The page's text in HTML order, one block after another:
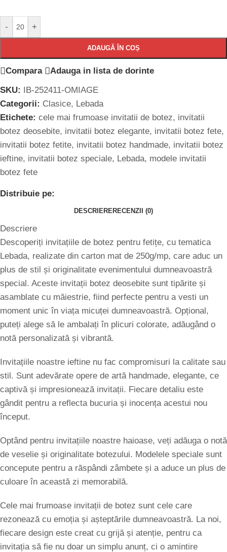
- +
ADAUGĂ ÎN COȘ
Compara
Adauga in lista de dorinte
SKU: IB-252411-OMIAGE
Categorii: Clasice, Lebada
Etichete: cele mai frumoase invitatii de botez, invitatii
botez deosebite, invitatii botez elegante, invitatii botez fete,
invitatii botez fetite, invitatii botez handmade, invitatii botez
ieftine, invitatii botez speciale, Lebada, modele invitatii
botez fete
Distribuie pe:
DESCRIERE RECENZII (0)
Descriere
Descoperiți invitațiile de botez pentru fetițe, cu tematica
Lebada, realizate din carton mat de 250g/mp, care aduc un
plus de stil și originalitate evenimentului dumneavoastră
special. Aceste invitații botez deosebite sunt tipărite și
asamblate cu măiestrie, fiind perfecte pentru a vesti un
moment unic în viața micuței dumneavoastră. Opțional,
puteți alege să le ambalați în plicuri colorate, adăugând o
notă personalizată și vibrantă.
Invitațiile noastre ieftine nu fac compromisuri la calitate sau
stil. Sunt adevărate opere de artă handmade, elegante, ce
captivă și impresionează invitații. Fiecare detaliu este
gândit pentru a reflecta bucuria și inocența acestui nou
început.
Optând pentru invitațiile noastre haioase, veți adăuga o notă
de veselie și originalitate botezului. Modelele speciale sunt
concepute pentru a răspândi zâmbete și a aduce un plus de
culoare în această zi memorabilă.
Cele mai frumoase invitații de botez sunt cele care
rezonează cu emoția și așteptările dumneavoastră. La noi,
fiecare design este creat cu grijă și atenție, pentru ca
invitația să fie nu doar un simplu anunț, ci o amintire